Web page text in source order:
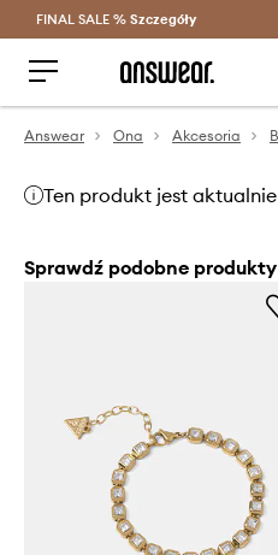
Oszczędzaj z
FINAL SALE % Szczegóły
Answear Ona Akcesoria
Ten produkt jest
Sprawdź podobne produkty